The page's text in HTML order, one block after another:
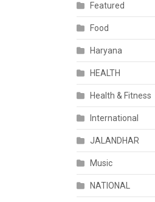
Featured
Food
Haryana
HEALTH
Health & Fitness
International
JALANDHAR
Music
NATIONAL